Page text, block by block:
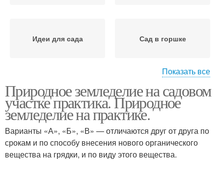
Идеи для сада Сад в горшке
Беседки в саду
сада
Показать все
Природное земледелие на садовом
участке практика. Природное
земледелие на практике.
Варианты «А», «Б», «В» — отличаются друг от друга по
срокам и по способу внесения нового органического
вещества на грядки, и по виду этого вещества.